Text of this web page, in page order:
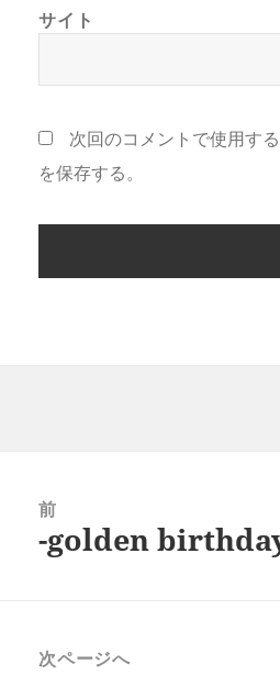
サイト
次回のコメントで使用す
を保存する。
前
前
-golden
次ページへ